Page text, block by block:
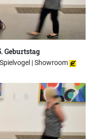
Geburtstag
| Showroom